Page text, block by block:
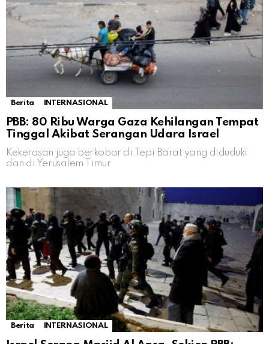
Berita INTERNASIONAL
PBB: 80 Ribu Warga Gaza Kehilangan Tempat
Tinggal Akibat Serangan Udara Israel
Kekerasan juga berkobar di Tepi Barat yang diduduki
dan di Yerusalem Timur
Berita INTERNASIONAL